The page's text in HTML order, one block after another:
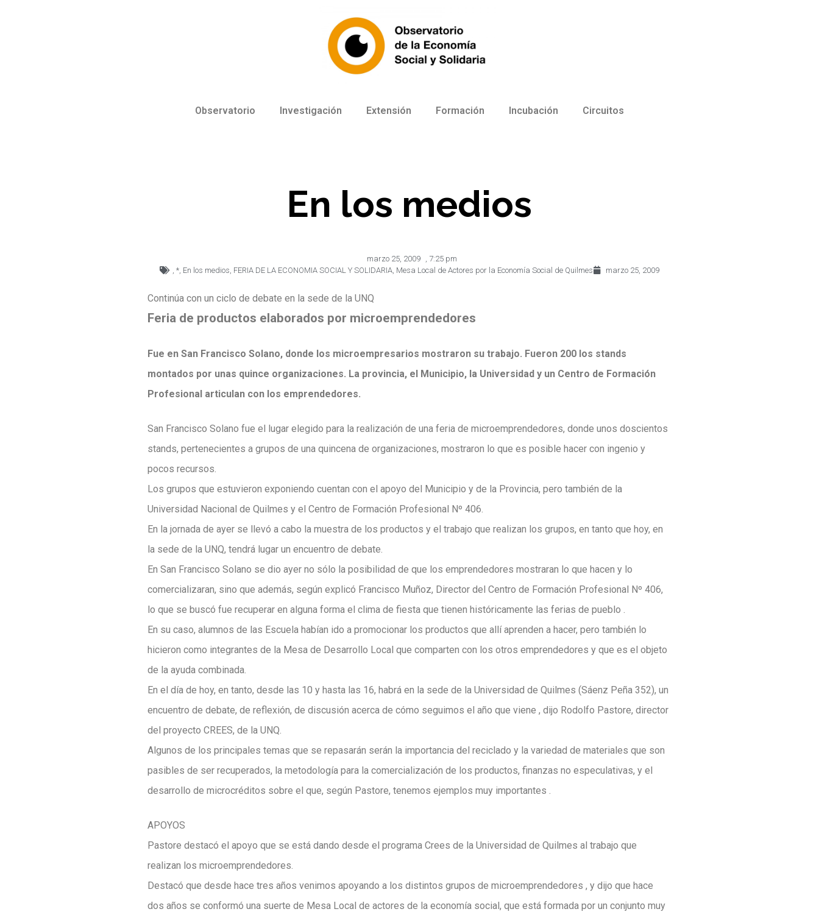
Observatorio Investigación Extensión Formación Incubación Circuitos
En los medios
marzo 25, 2009
7:25 pm
* En los medios FERIA DE LA ECONOMIA SOCIAL Y SOLIDARIA Mesa Local de Actores por la Economía Social de Quilmes marzo 25, 2009
Continúa con un ciclo de debate en la sede de la UNQ
Feria de productos elaborados por microemprendedores
Fue en San Francisco Solano, donde los microempresarios mostraron su trabajo. Fueron 200 los stands
montados por unas quince organizaciones. La provincia, el Municipio, la Universidad y un Centro de Formación
Profesional articulan con los emprendedores.
San Francisco Solano fue el lugar elegido para la realización de una feria de microemprendedores, donde unos doscientos
stands, pertenecientes a grupos de una quincena de organizaciones, mostraron lo que es posible hacer con ingenio y
pocos recursos.
Los grupos que estuvieron exponiendo cuentan con el apoyo del Municipio y de la Provincia, pero también de la
Universidad Nacional de Quilmes y el Centro de Formación Profesional Nº 406.
En la jornada de ayer se llevó a cabo la muestra de los productos y el trabajo que realizan los grupos, en tanto que hoy, en
la sede de la UNQ, tendrá lugar un encuentro de debate.
En San Francisco Solano se dio ayer no sólo la posibilidad de que los emprendedores mostraran lo que hacen y lo
comercializaran, sino que además, según explicó Francisco Muñoz, Director del Centro de Formación Profesional Nº 406,
lo que se buscó fue recuperar en alguna forma el clima de fiesta que tienen históricamente las ferias de pueblo .
En su caso, alumnos de las Escuela habían ido a promocionar los productos que allí aprenden a hacer, pero también lo
hicieron como integrantes de la Mesa de Desarrollo Local que comparten con los otros emprendedores y que es el objeto
de la ayuda combinada.
En el día de hoy, en tanto, desde las 10 y hasta las 16, habrá en la sede de la Universidad de Quilmes (Sáenz Peña 352), un
encuentro de debate, de reflexión, de discusión acerca de cómo seguimos el año que viene , dijo Rodolfo Pastore, director
del proyecto CREES, de la UNQ.
Algunos de los principales temas que se repasarán serán la importancia del reciclado y la variedad de materiales que son
pasibles de ser recuperados, la metodología para la comercialización de los productos, finanzas no especulativas, y el
desarrollo de microcréditos sobre el que, según Pastore, tenemos ejemplos muy importantes .
APOYOS
Pastore destacó el apoyo que se está dando desde el programa Crees de la Universidad de Quilmes al trabajo que
realizan los microemprendedores.
Destacó que desde hace tres años venimos apoyando a los distintos grupos de microemprendedores , y dijo que hace
dos años se conformó una suerte de Mesa Local de actores de la economía social, que está formada por un conjunto muy